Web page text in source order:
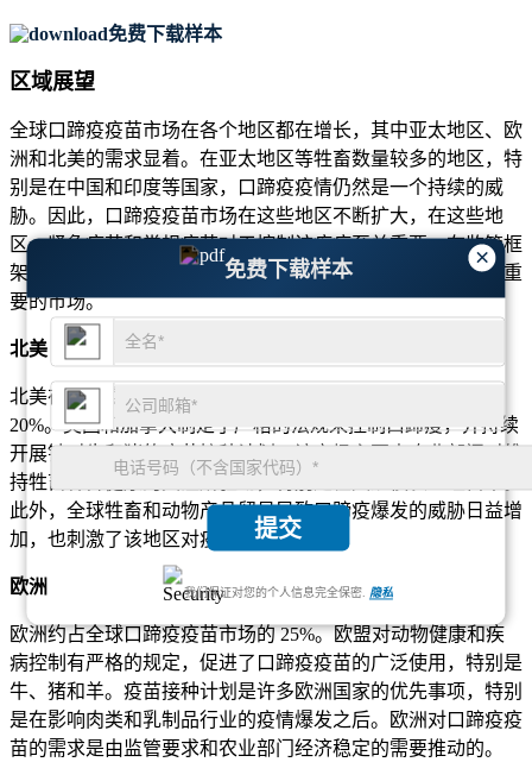
×
免费下载样本
提交
我们保证对您的个人信息完全保密. 隐私
免费下载样本
区域展望
全球口蹄疫疫苗市场在各个地区都在增长，其中亚太地区、欧
洲和北美的需求显着。在亚太地区等牲畜数量较多的地区，特
别是在中国和印度等国家，口蹄疫疫情仍然是一个持续的威
胁。因此，口蹄疫疫苗市场在这些地区不断扩大，在这些地
区，紧急疫苗和常规疫苗对于控制该疾病至关重要。在监管框
架和确保农业生物安全的需求的推动下，欧洲和北美也拥有重
要的市场。
北美
北美在口蹄疫疫苗市场中占有很大份额，约占全球市场的
20%。美国和加拿大制定了严格的法规来控制口蹄疫，并持续
开展针对牛和猪的疫苗接种计划。该市场主要由农业部门对维
持牲畜种群健康的关注所驱动，特别是在大规模农业经营中。
此外，全球牲畜和动物产品贸易导致口蹄疫爆发的威胁日益增
加，也刺激了该地区对疫苗的需求。
欧洲
欧洲约占全球口蹄疫疫苗市场的 25%。欧盟对动物健康和疾
病控制有严格的规定，促进了口蹄疫疫苗的广泛使用，特别是
牛、猪和羊。疫苗接种计划是许多欧洲国家的优先事项，特别
是在影响肉类和乳制品行业的疫情爆发之后。欧洲对口蹄疫疫
苗的需求是由监管要求和农业部门经济稳定的需要推动的。